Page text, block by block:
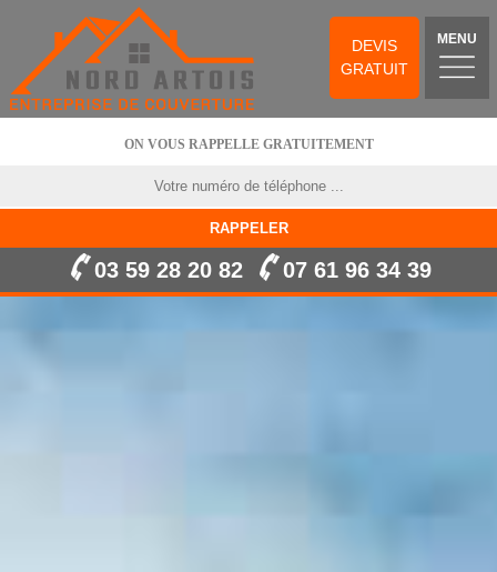
DEVIS
GRATUIT
MENU
ON VOUS RAPPELLE GRATUITEMENT
03 59 28 20 82 07 61 96 34 39